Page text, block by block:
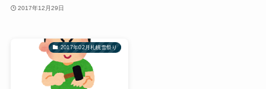
2017年12月29日
2017年02月札幌雪祭り